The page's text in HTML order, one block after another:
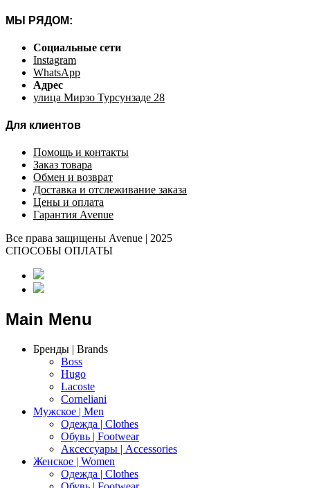
МЫ РЯДОМ:
Социальные сети
Instagram
WhatsApp
Адрес
улица Мирзо Турсунзаде 28
Для клиентов
Помощь и контакты
Заказ товара
Обмен и возврат
Доставка и отслеживание заказа
Цены и оплата
Гарантия Avenue
Все права защищены Avenue | 2025
СПОСОБЫ ОПЛАТЫ
Main Menu
Бренды | Brands
Boss
Hugo
Lacoste
Corneliani
Мужское | Men
Одежда | Clothes
Обувь | Footwear
Аксессуары | Accessories
Женское | Women
Одежда | Clothes